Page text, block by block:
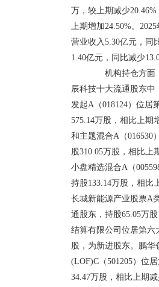
万，较上期减少
上期增加24.50%。
营业收入5.30亿元，同
1.40亿元，同比减少
机构持仓方面，
辰科技十大流通股东
发起A（018124）位居
575.14万股，相比上期
和主题混合A（016530
股310.05万股，相比上
小盘精选混合A（
持股133.14万股，相比
长城新能源产业股票A
通股东，持股65.05万
结算有限公司位居第六
股，为新进股东。鹏华
(LOF)C（501205）位
34.47万股，相比上期